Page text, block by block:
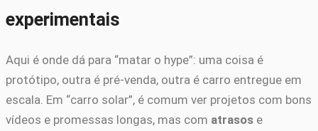
experimentais
Aqui é onde dá para “matar o hype”: uma coisa é
protótipo, outra é pré-venda, outra é carro entregue em
escala. Em “carro solar”, é comum ver projetos com bons
vídeos e promessas longas, mas com atrasos e